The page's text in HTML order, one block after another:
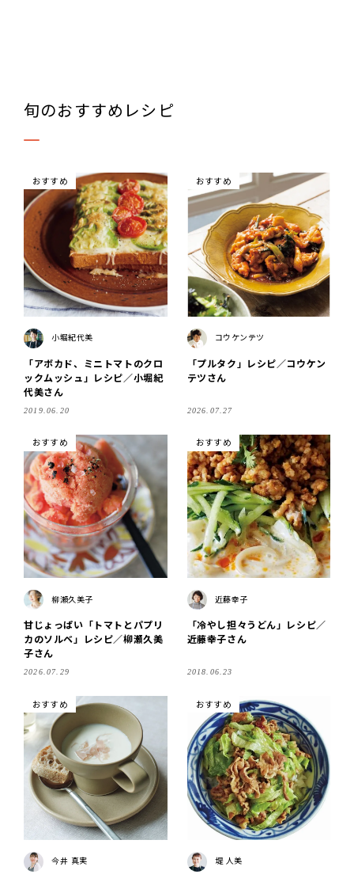
旬のおすすめレシピ
おすすめ
小堀紀代美
「アボカド、ミニトマトのクロ
ックムッシュ」レシピ／小堀紀
代美さん
2019.06.20
おすすめ
コウケンテツ
「プルタク」レシピ／コウケン
テツさん
2026.07.27
おすすめ
柳瀬久美子
甘じょっぱい「トマトとパプリ
カのソルベ」レシピ／柳瀬久美
子さん
2026.07.29
おすすめ
近藤幸子
「冷やし担々うどん」レシピ／
近藤幸子さん
2018.06.23
おすすめ
今井 真実
おすすめ
堤 人美